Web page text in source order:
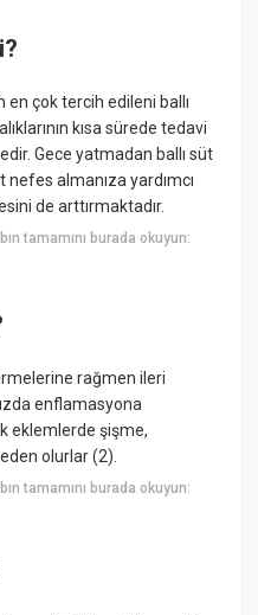
çok tercih edileni ballı
kısa sürede tedavi
Gece yatmadan ballı süt
almanıza yardımcı
de arttırmaktadır.
tamamını burada okuyun:
rağmen ileri
enflamasyona
eklemlerde şişme,
olurlar (2).
tamamını burada okuyun: